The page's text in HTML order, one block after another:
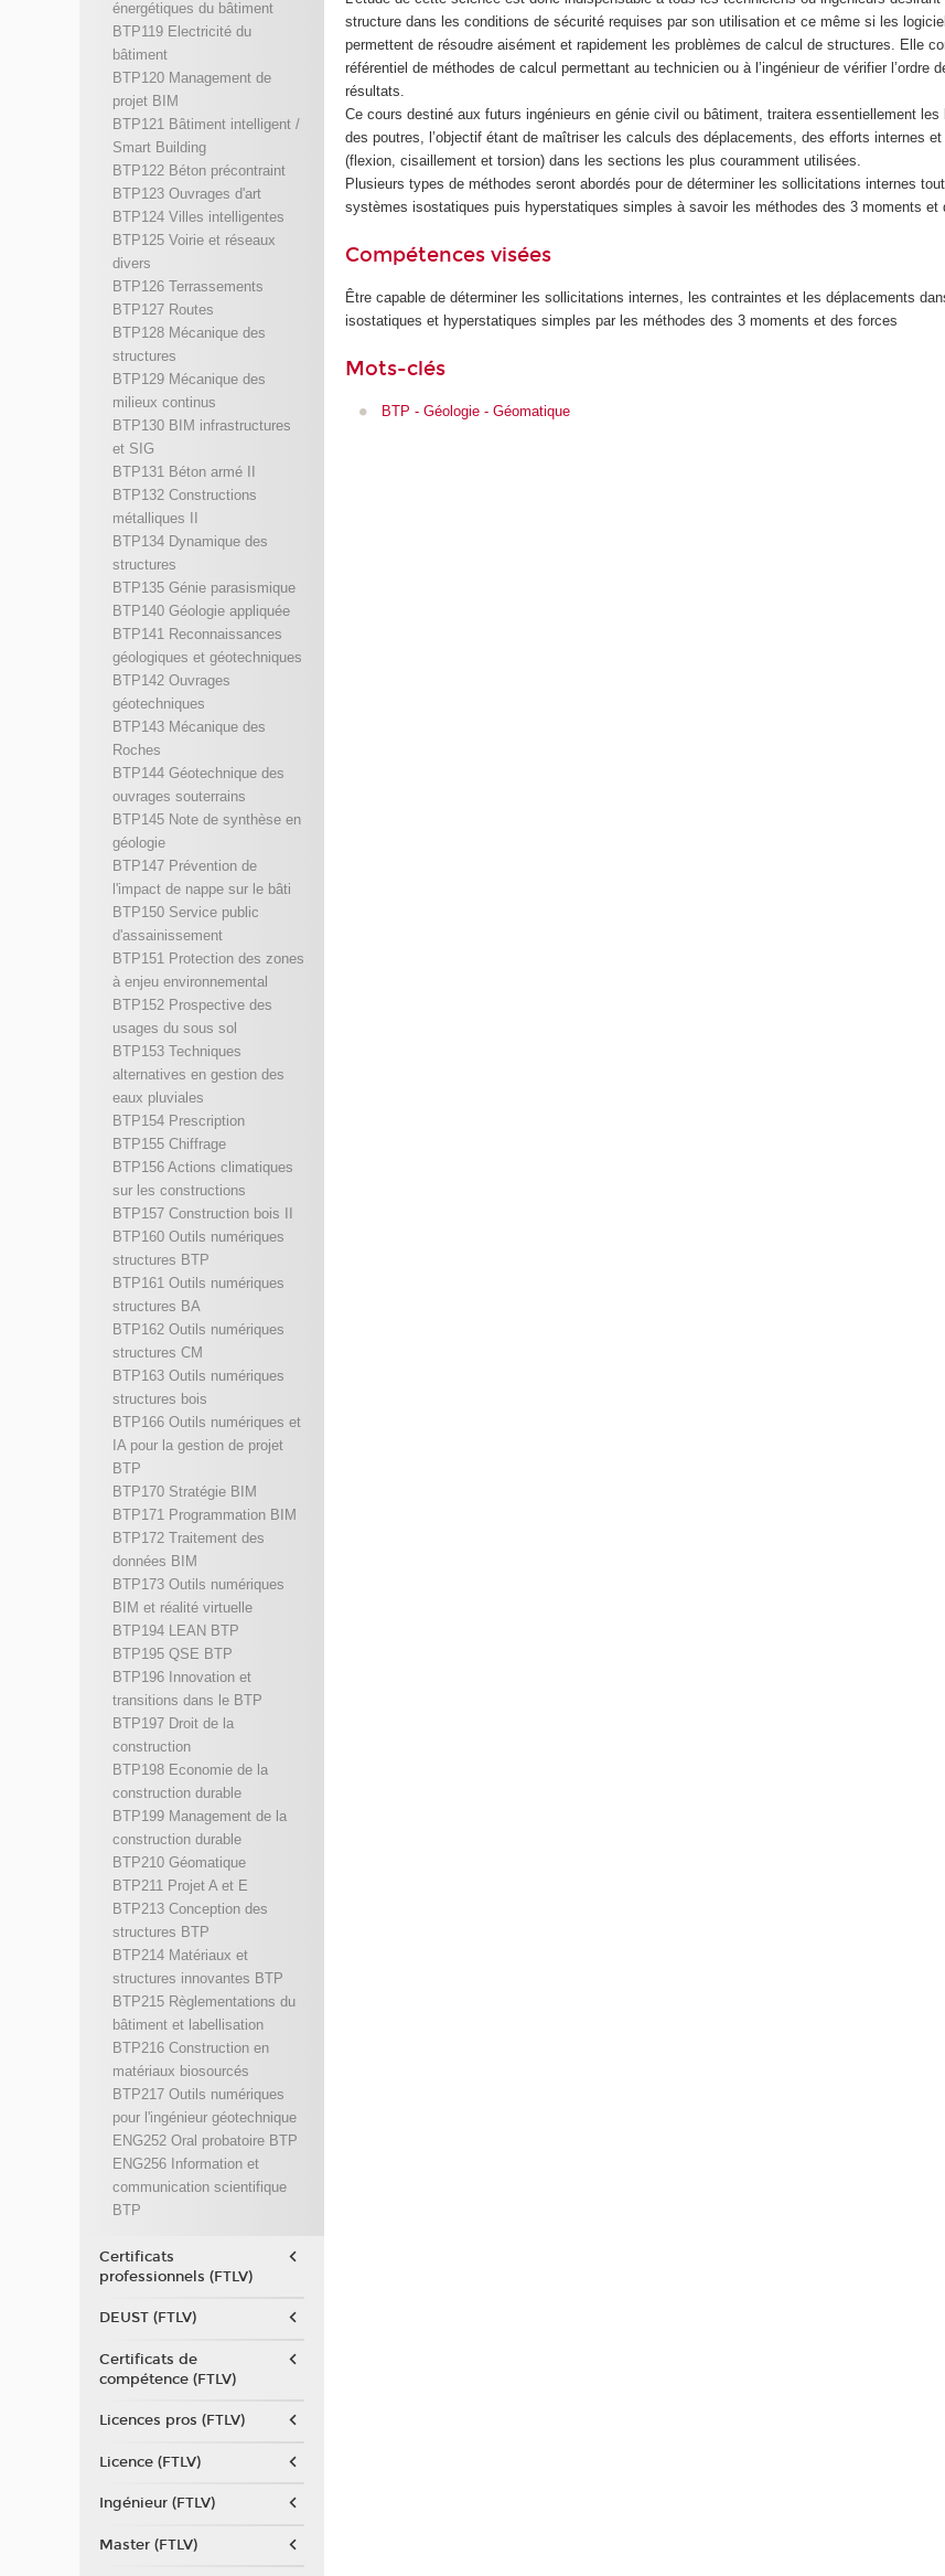
structure dans les conditions de sécurité requises par son utilisation et ce même si les
permettent de résoudre aisément et rapidement les problèmes de calcul de structures. Elle
référentiel de méthodes de calcul permettant au technicien ou à l’ingénieur de vérifier l’ordre
résultats.
Ce cours destiné aux futurs ingénieurs en génie civil ou bâtiment, traitera essentiellement les
des poutres, l’objectif étant de maîtriser les calculs des déplacements, des efforts internes
(flexion, cisaillement et torsion) dans les sections les plus couramment utilisées.
Plusieurs types de méthodes seront abordés pour de déterminer les sollicitations internes tout
systèmes isostatiques puis hyperstatiques simples à savoir les méthodes des 3 moments et
Compétences visées
Être capable de déterminer les sollicitations internes, les contraintes et les déplacements
isostatiques et hyperstatiques simples par les méthodes des 3 moments et des forces
Mots-clés
BTP - Géologie - Géomatique
énergétiques du bâtiment
BTP119 Electricité du
bâtiment
BTP120 Management de
projet BIM
BTP121 Bâtiment intelligent /
Smart Building
BTP122 Béton précontraint
BTP123 Ouvrages d'art
BTP124 Villes intelligentes
BTP125 Voirie et réseaux
divers
BTP126 Terrassements
BTP127 Routes
BTP128 Mécanique des
structures
BTP129 Mécanique des
milieux continus
BTP130 BIM infrastructures
et SIG
BTP131 Béton armé II
BTP132 Constructions
métalliques II
BTP134 Dynamique des
structures
BTP135 Génie parasismique
BTP140 Géologie appliquée
BTP141 Reconnaissances
géologiques et géotechniques
BTP142 Ouvrages
géotechniques
BTP143 Mécanique des
Roches
BTP144 Géotechnique des
ouvrages souterrains
BTP145 Note de synthèse en
géologie
BTP147 Prévention de
l'impact de nappe sur le bâti
BTP150 Service public
d'assainissement
BTP151 Protection des zones
à enjeu environnemental
BTP152 Prospective des
usages du sous sol
BTP153 Techniques
alternatives en gestion des
eaux pluviales
BTP154 Prescription
BTP155 Chiffrage
BTP156 Actions climatiques
sur les constructions
BTP157 Construction bois II
BTP160 Outils numériques
structures BTP
BTP161 Outils numériques
structures BA
BTP162 Outils numériques
structures CM
BTP163 Outils numériques
structures bois
BTP166 Outils numériques et
IA pour la gestion de projet
BTP
BTP170 Stratégie BIM
BTP171 Programmation BIM
BTP172 Traitement des
données BIM
BTP173 Outils numériques
BIM et réalité virtuelle
BTP194 LEAN BTP
BTP195 QSE BTP
BTP196 Innovation et
transitions dans le BTP
BTP197 Droit de la
construction
BTP198 Economie de la
construction durable
BTP199 Management de la
construction durable
BTP210 Géomatique
BTP211 Projet A et E
BTP213 Conception des
structures BTP
BTP214 Matériaux et
structures innovantes BTP
BTP215 Règlementations du
bâtiment et labellisation
BTP216 Construction en
matériaux biosourcés
BTP217 Outils numériques
pour l'ingénieur géotechnique
ENG252 Oral probatoire BTP
ENG256 Information et
communication scientifique
BTP
Certificats
professionnels (FTLV)
DEUST (FTLV)
Certificats de
compétence (FTLV)
Licences pros (FTLV)
Licence (FTLV)
Ingénieur (FTLV)
Master (FTLV)